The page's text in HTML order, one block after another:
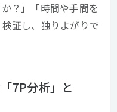
？」「時間や手間を
証し、独りよがりで
7P分析」と